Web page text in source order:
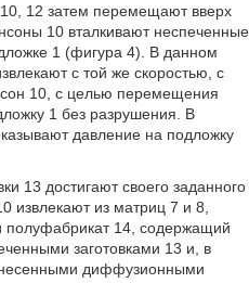
12 затем перемещают вверх
10 вталкивают неспеченные
1 (фигура 4). В данном
с той же скоростью, с
10, с целью перемещения
1 без разрушения. В
давление на подложку
13 достигают своего заданного
извлекают из матриц 7 и 8,
полуфабрикат 14, содержащий
заготовками 13 и, в
диффузионными